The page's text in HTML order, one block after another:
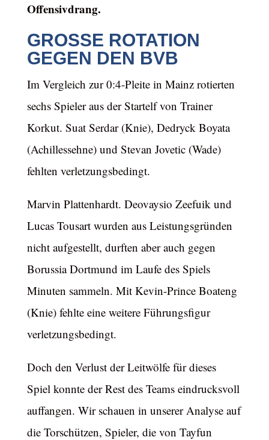
Offensivdrang.
GROSSE ROTATION G
EGEN DEN BVB
Im Vergleich zur 0:4-Pleite in Mainz rotierten
sechs Spieler aus der Startelf von Trainer
Korkut. Suat Serdar (Knie), Dedryck Boyata
(Achillessehne) und Stevan Jovetic (Wade)
fehlten verletzungsbedingt.
Marvin Plattenhardt. Deovaysio Zeefuik und
Lucas Tousart wurden aus Leistungsgründen
nicht aufgestellt, durften aber auch gegen
Borussia Dortmund im Laufe des Spiels
Minuten sammeln. Mit Kevin-Prince Boateng
(Knie) fehlte eine weitere Führungsfigur
verletzungsbedingt.
Doch den Verlust der Leitwölfe für dieses
Spiel konnte der Rest des Teams eindrucksvoll
auffangen. Wir schauen in unserer Analyse auf
die Torschützen, Spieler, die von Tayfun